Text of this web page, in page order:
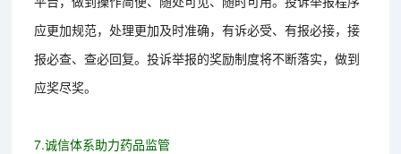
应更加规范，处理更加及时准确，有诉必受、有报必接，接
报必查、查必回复。投诉举报的奖励制度将不断落实，做到
应奖尽奖。
7.诚信体系助力药品监管